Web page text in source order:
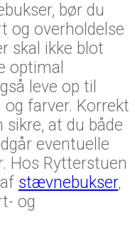
bør du
og overholdelse
skal ikke blot
optimal
leve op til
farver. Korrekt
at du både
eventuelle
Hos Rytterstuen
stævnebukser,
og